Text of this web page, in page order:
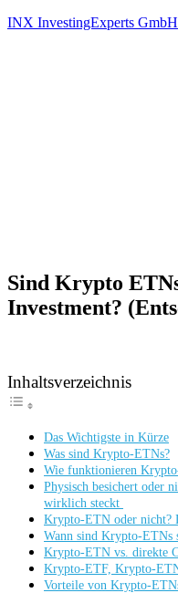
INX InvestingExperts GmbH
Sind Krypto
Investment?
Inhaltsverzeichnis
Das Wichtigste in Kürze
Was sind Krypto-ETNs?
Wie funktionieren
Physisch besichert oder
wirklich steckt
Krypto-ETN oder nicht?
Wann sind Krypto-ETNs
Krypto-ETN vs. direkte
Krypto-ETF, Krypto-
Vorteile von Krypto-